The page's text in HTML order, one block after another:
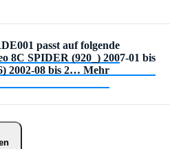
passt auf folgende
8C SPIDER (920_) 2007-01 bis
2002-08 bis 2… Mehr